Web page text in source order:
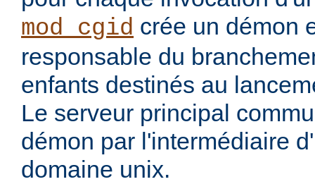
mod_cgid crée un démon
responsable du
enfants destinés au
Le serveur principal
démon par l'intermédiaire
domaine unix.